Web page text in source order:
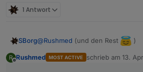
1 Antwort
SBorg@Rushmed (und den Rest )
ist mir immer noch einer durch
R Rushmed MOST ACTIVE schrieb am 13.
zuletzt editiert von